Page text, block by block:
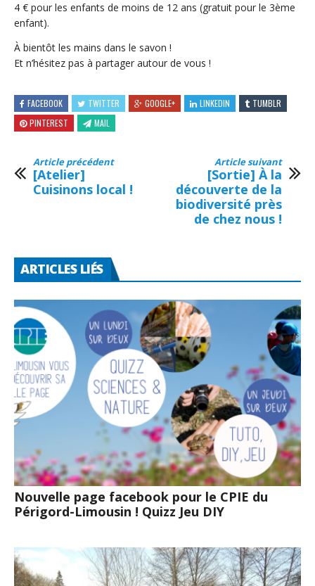
4 € pour les enfants de moins de 12 ans (gratuit pour le 3ème
enfant).
À bientôt les mains dans le savon !
Et n’hésitez pas à partager autour de vous !
FACEBOOK TWITTER GOOGLE+ LINKEDIN
TUMBLR
PINTEREST
MAIL
Article précédent
[Atelier]
Cuisinons local !
Article suivant
[Sortie] À la
découverte de la
biodiversité près
de chez nous !
ARTICLES LIÉS
Nouvelle page facebook pour le CPIE du
Périgord-Limousin ! Quizz Jeu DIY